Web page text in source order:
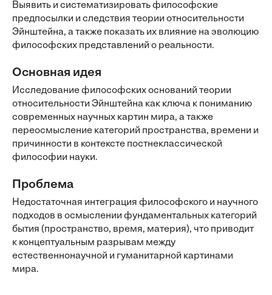
Выявить и систематизировать философские
предпосылки и следствия теории относительности
Эйнштейна, а также показать их влияние на эволюцию
философских представлений о реальности.
Основная идея
Исследование философских оснований теории
относительности Эйнштейна как ключа к пониманию
современных научных картин мира, а также
переосмысление категорий пространства, времени и
причинности в контексте постнеклассической
философии науки.
Проблема
Недостаточная интеграция философского и научного
подходов в осмыслении фундаментальных категорий
бытия (пространство, время, материя), что приводит
к концептуальным разрывам между
естественнонаучной и гуманитарной картинами
мира.